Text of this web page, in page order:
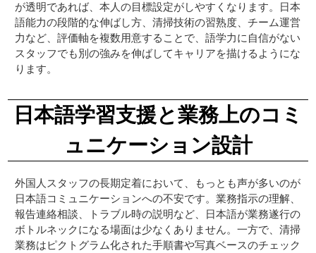
が透明であれば、本人の目標設定がしやすくなります。日本
語能力の段階的な伸ばし方、清掃技術の習熟度、チーム運営
力など、評価軸を複数用意することで、語学力に自信がない
スタッフでも別の強みを伸ばしてキャリアを描けるようにな
ります。
日本語学習支援と業務上のコミ
ュニケーション設計
外国人スタッフの長期定着において、もっとも声が多いのが
日本語コミュニケーションへの不安です。業務指示の理解、
報告連絡相談、トラブル時の説明など、日本語が業務遂行の
ボトルネックになる場面は少なくありません。一方で、清掃
業務はピクトグラム化された手順書や写真ベースのチェック